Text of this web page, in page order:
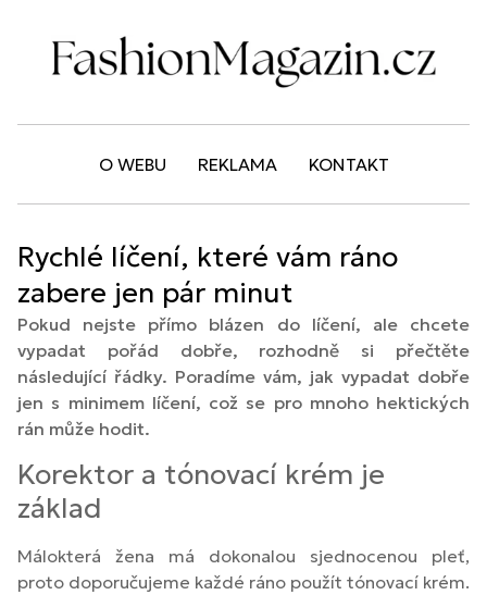
O WEBU REKLAMA KONTAKT
Rychlé líčení, které vám ráno
zabere jen pár minut
Pokud nejste přímo blázen do líčení, ale chcete
vypadat pořád dobře, rozhodně si přečtěte
následující řádky. Poradíme vám, jak vypadat dobře
jen s minimem líčení, což se pro mnoho hektických
rán může hodit.
Korektor a tónovací krém je
základ
Málokterá žena má dokonalou sjednocenou pleť,
proto doporučujeme každé ráno použít tónovací krém.